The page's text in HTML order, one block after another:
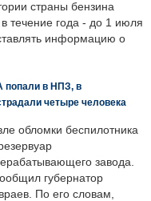
страны бензина
течение года - до 1 июля
информацию о
попали в НПЗ, в
четыре человека
обломки беспилотника
завода.
губернатор
По его словам,